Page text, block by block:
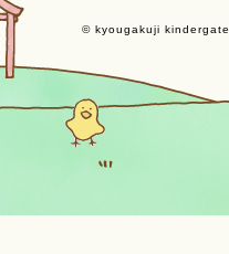
© kyougakuji